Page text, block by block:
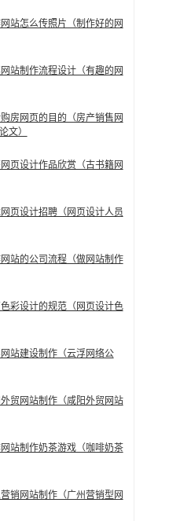
网站怎么传照片（制作好的网
网站制作流程设计（有趣的网
购房网页的目的（房产销售网
文）
网页设计作品欣赏（古书籍网
网页设计招聘（网页设计人员
网站的公司流程（做网站制作
色彩设计的规范（网页设计色
网站建设制作（云浮网络公
外贸网站制作（咸阳外贸网站
网站制作奶茶游戏（咖啡奶茶
营销网站制作（广州营销型网